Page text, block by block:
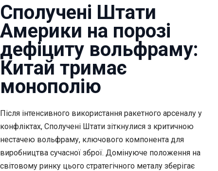
Сполучені Штати
Америки на порозі
дефіциту вольфраму:
Китай тримає
монополію
Після інтенсивного використання ракетного арсеналу у
конфліктах, Сполучені Штати зіткнулися з критичною
нестачею вольфраму, ключового компонента для
виробництва сучасної зброї. Домінуюче положення на
світовому ринку цього стратегічного металу зберігає